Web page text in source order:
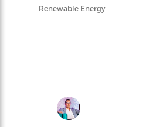
Renewable Energy